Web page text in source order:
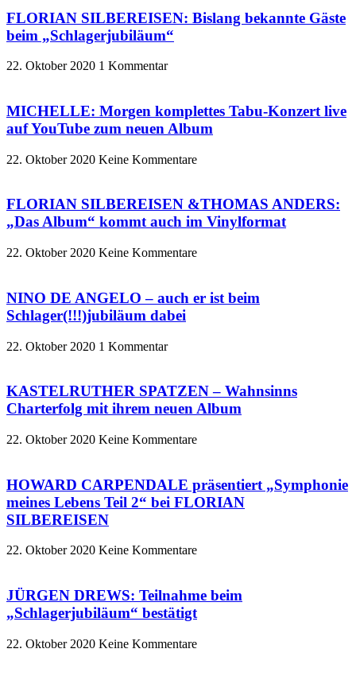
FLORIAN SILBEREISEN: Bislang bekannte Gäste
beim „Schlagerjubiläum“
22. Oktober 2020 1 Kommentar
MICHELLE: Morgen komplettes Tabu-Konzert live
auf YouTube zum neuen Album
22. Oktober 2020 Keine Kommentare
FLORIAN SILBEREISEN &THOMAS ANDERS:
„Das Album“ kommt auch im Vinylformat
22. Oktober 2020 Keine Kommentare
NINO DE ANGELO – auch er ist beim
Schlager(!!!)jubiläum dabei
22. Oktober 2020 1 Kommentar
KASTELRUTHER SPATZEN – Wahnsinns
Charterfolg mit ihrem neuen Album
22. Oktober 2020 Keine Kommentare
HOWARD CARPENDALE präsentiert „Symphonie
meines Lebens Teil 2“ bei FLORIAN
SILBEREISEN
22. Oktober 2020 Keine Kommentare
JÜRGEN DREWS: Teilnahme beim
„Schlagerjubiläum“ bestätigt
22. Oktober 2020 Keine Kommentare